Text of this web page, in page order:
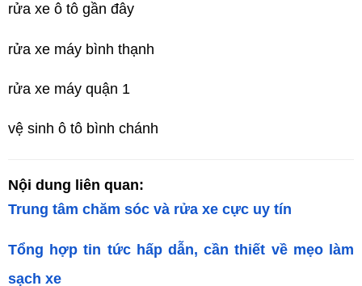
rửa xe ô tô gần đây
rửa xe máy bình thạnh
rửa xe máy quận 1
vệ sinh ô tô bình chánh
Nội dung liên quan:
Trung tâm chăm sóc và rửa xe cực uy tín
Tổng hợp tin tức hấp dẫn, cần thiết về mẹo làm
sạch xe